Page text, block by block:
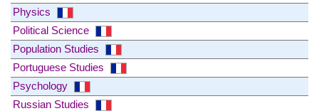
Physics
Political Science
Population Studies
Portuguese Studies
Psychology
Russian Studies